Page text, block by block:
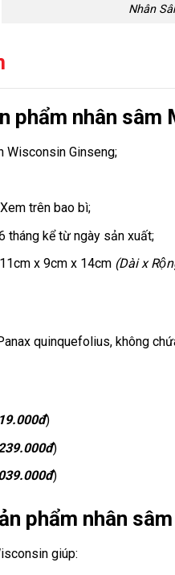
Nhân
phẩm nhân sâm
Wisconsin Ginseng;
trên bao bì;
tháng kể từ ngày sản xuất;
x 9cm x 14cm (Dài x
quinquefolius, không
)
)
)
phẩm nhân
giúp: